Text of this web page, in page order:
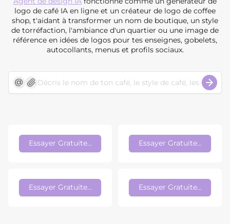
logo de café IA en ligne et un créateur de logo de coffee
shop, t'aidant à transformer un nom de boutique, un style
de torréfaction, l'ambiance d'un quartier ou une image de
référence en idées de logos pour tes enseignes, gobelets,
autocollants, menus et profils sociaux.
Essayer Gratuitement Essayer Gratuitement
Essayer Gratuitement Essayer Gratuitement